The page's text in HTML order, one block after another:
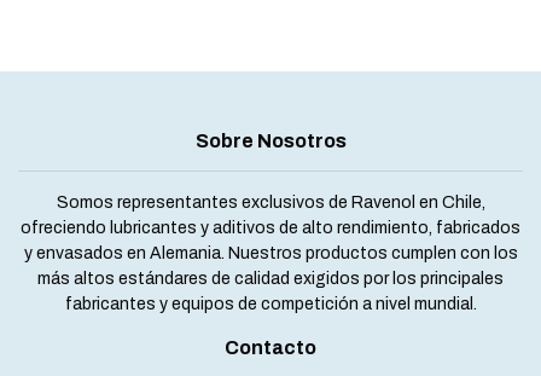
Sobre Nosotros
Somos representantes exclusivos de Ravenol en Chile,
ofreciendo lubricantes y aditivos de alto rendimiento, fabricados
y envasados en Alemania. Nuestros productos cumplen con los
más altos estándares de calidad exigidos por los principales
fabricantes y equipos de competición a nivel mundial.
Contacto